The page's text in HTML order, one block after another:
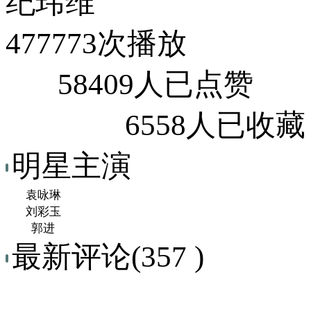
477773次播放
58409人已点赞
6558人已收藏
明星主演
袁咏琳
刘彩玉
郭进
最新评论(357 )